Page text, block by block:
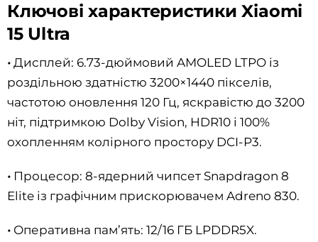
Ключові характеристики Xiaomi
15 Ultra
• Дисплей: 6.73-дюймовий AMOLED LTPO із
роздільною здатністю 3200×1440 пікселів,
частотою оновлення 120 Гц, яскравістю до 3200
ніт, підтримкою Dolby Vision, HDR10 і 100%
охопленням колірного простору DCI-P3.
• Процесор: 8-ядерний чипсет Snapdragon 8
Elite із графічним прискорювачем Adreno 830.
• Оперативна пам’ять: 12/16 ГБ LPDDR5X.